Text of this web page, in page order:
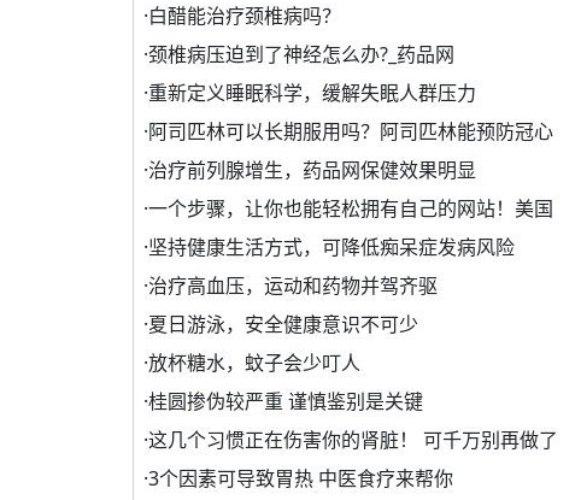
·白醋能治疗颈椎病吗？
·颈椎病压迫到了神经怎么办?_药品网
·重新定义睡眠科学，缓解失眠人群压力
·阿司匹林可以长期服用吗？阿司匹林能预防冠心
·治疗前列腺增生，药品网保健效果明显
·一个步骤，让你也能轻松拥有自己的网站！美国
·坚持健康生活方式，可降低痴呆症发病风险
·治疗高血压，运动和药物并驾齐驱
·夏日游泳，安全健康意识不可少
·放杯糖水，蚊子会少叮人
·桂圆掺伪较严重 谨慎鉴别是关键
·这几个习惯正在伤害你的肾脏！ 可千万别再做了
·3个因素可导致胃热 中医食疗来帮你